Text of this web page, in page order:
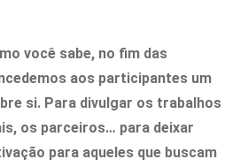
você sabe, no fim das
aos participantes um
si. Para divulgar os trabalhos
os parceiros… para deixar
para aqueles que buscam